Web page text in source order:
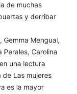
de muchas
y derribar
Gemma Mengual,
Perales, Carolina
una lectura
Las mujeres
es la mayor